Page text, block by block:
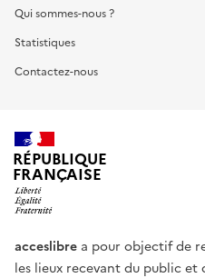
Qui sommes-nous ?
Statistiques
Contactez-nous
RÉPUBLIQUE
FRANÇAISE
acceslibre a pour objectif de
les lieux recevant du public